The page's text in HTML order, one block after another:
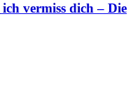
vermiss dich – Die